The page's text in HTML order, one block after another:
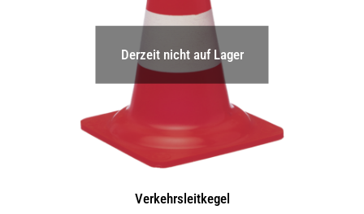
Derzeit nicht auf Lager
Verkehrsleitkegel